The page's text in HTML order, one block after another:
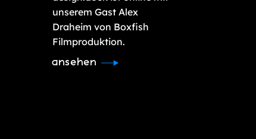
unserem Gast Alex
Draheim von Boxfish
Filmproduktion.
ansehen